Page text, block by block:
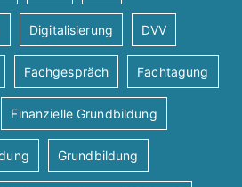
Digitalisierung DVV
Fachgespräch Fachtagung
Finanzielle Grundbildung
Grundbildung